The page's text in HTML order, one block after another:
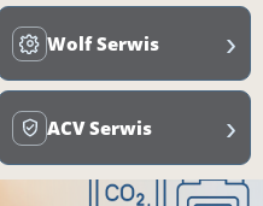
Wolf Serwis ›
ACV Serwis ›